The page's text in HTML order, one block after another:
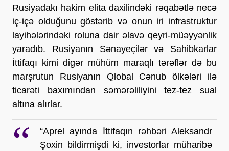
Rusiyadakı hakim elita daxilindəki rəqabətlə necə
iç-içə olduğunu göstərib və onun iri infrastruktur
layihələrindəki roluna dair əlavə qeyri-müəyyənlik
yaradıb. Rusiyanın Sənayeçilər və Sahibkarlar
İttifaqı kimi digər mühüm maraqlı tərəflər də bu
marşrutun Rusiyanın Qlobal Cənub ölkələri ilə
ticarəti baxımından səmərəliliyini tez-tez sual
altına alırlar.
“Aprel ayında İttifaqın rəhbəri Aleksandr
Şoxin bildirmişdi ki, investorlar müharibə